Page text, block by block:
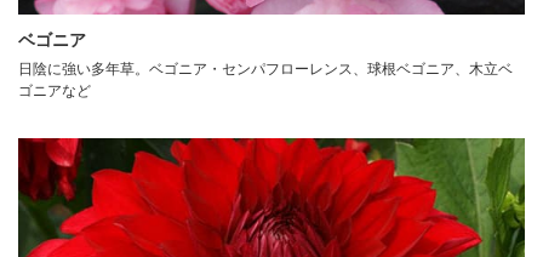
ベゴニア
日陰に強い多年草。ベゴニア・センパフローレンス、球根ベゴニア、木立ベ
ゴニアなど